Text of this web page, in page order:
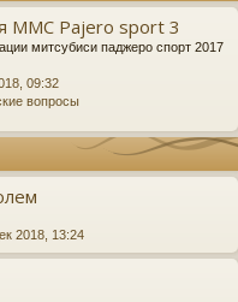
MMC Pajero sport 3
митсубиси паджеро спорт 2017
09:32
вопросы
2018, 13:24